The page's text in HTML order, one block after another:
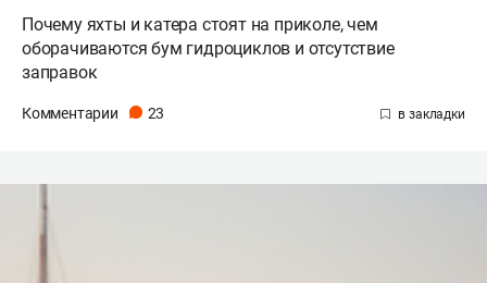
Почему яхты и катера стоят на приколе, чем
оборачиваются бум гидроциклов и отсутствие
заправок
Комментарии 23